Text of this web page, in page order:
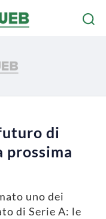
di
prossima
uno dei
di Serie A: le